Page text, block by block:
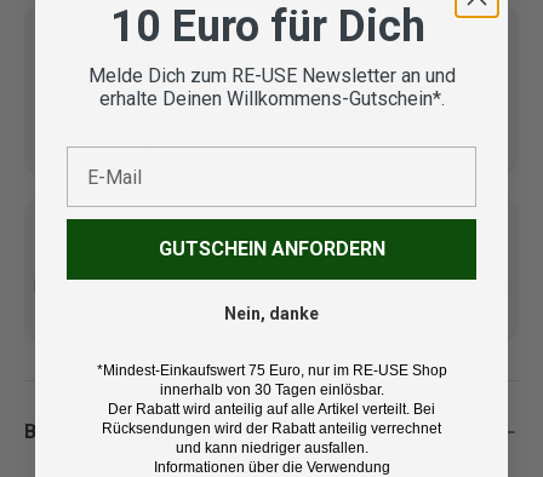
Vom Outdoor Spezialisten
Artikel
Kostenlose Lieferung ab 100
14 Tage Rückgaberecht und
Beschreibung
10 Euro für Dich
Melde Dich zum RE-USE Newsletter an und
erhalte Deinen Willkommens-Gutschein*.
GUTSCHEIN ANFORDERN
Nein, danke
*Mindest-Einkaufswert 75 Euro, nur im RE-USE Shop
innerhalb von 30 Tagen einlösbar.
Der Rabatt wird anteilig auf alle Artikel verteilt. Bei
Rücksendungen wird der Rabatt anteilig verrechnet
und kann niedriger ausfallen.
Informationen über die Verwendung